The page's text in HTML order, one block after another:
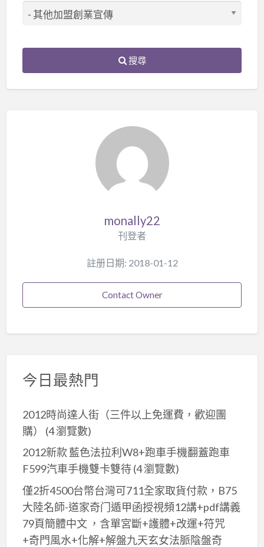
搜尋
monally22
刊登者
註册日期: 2018-01-12
Contact Owner
今日最熱門
2012時尚達人街（三件以上免運費，歡迎團
購）
(4 瀏覽數)
2012新款 藍色法拉利W8+跑車手機翻蓋跑車
F599汽車手機雙卡雙待(4 瀏覽數)
僅2折4500台幣台灣可711全家取貨付款，B75
大陸名師-道家奇门遁甲函授視頻12講+pdf講義
79頁簡體中文 ，含單宮斷+護體+改運+符咒
+奇門風水+化解+解盤九天玄女法脈陰盤奇